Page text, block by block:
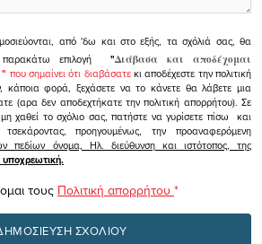
από 'δω και στο εξής, τα σχόλιά σας, θα
επιλογή
"Διάβασα και αποδέχομαι
που σημαίνει ότι διαβάσατεκι αποδέχεστε την πολιτική
κάποια φορά, ξεχάσετε να το κάνετε θα λάβετε μια
(αρα δεν αποδεχτήκατε την πολιτική απορρήτου). Σε
χαθεί το σχόλιο σας, πατήστε να γυρίσετε πίσω και
τσεκάροντας, προηγουμένως, την προαναφερόμενη
πεδίων όνομα, Ηλ. διεύθυνση και ιστότοπος, της
υποχρεωτική.
τους Πολιτική απορρήτου *